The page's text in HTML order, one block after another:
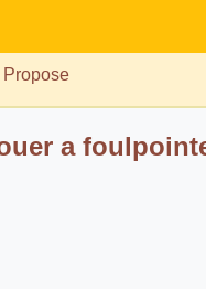
Propose
a